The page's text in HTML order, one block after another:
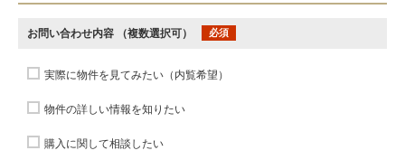
お問い合わせ内容 （複数選択可） 必須
実際に物件を見てみたい（内覧希望）
物件の詳しい情報を知りたい
購入に関して相談したい